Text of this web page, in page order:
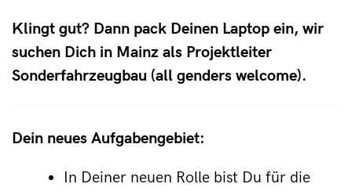
Klingt gut? Dann pack Deinen Laptop ein, wir
suchen Dich in Mainz als Projektleiter
Sonderfahrzeugbau (all genders welcome).
Dein neues Aufgabengebiet:
In Deiner neuen Rolle bist Du für die